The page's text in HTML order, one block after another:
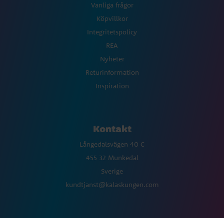
Vanliga frågor
Köpvillkor
Integritetspolicy
REA
Nyheter
Returinformation
Inspiration
Kontakt
Långedalsvägen 40 C
455 32 Munkedal
Sverige
kundtjanst@kalaskungen.com